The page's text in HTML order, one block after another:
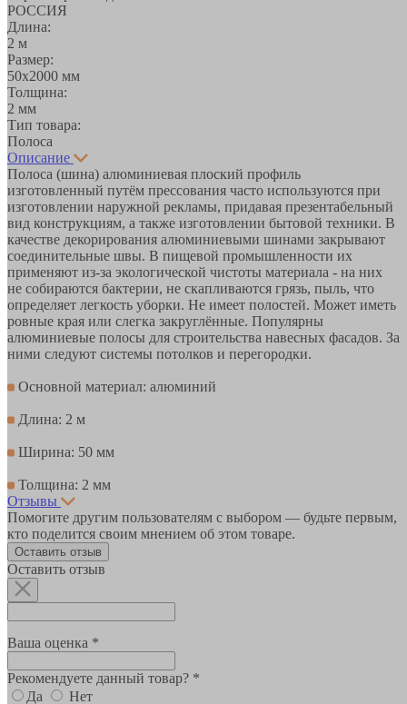
РОССИЯ
Длина:
2 м
Размер:
50х2000 мм
Толщина:
2 мм
Тип товара:
Полоса
Описание
Полоса (шина) алюминиевая плоский профиль
изготовленный путём прессования часто используются при
изготовлении наружной рекламы, придавая презентабельный
вид конструкциям, а также изготовлении бытовой техники. В
качестве декорирования алюминиевыми шинами закрывают
соединительные швы. В пищевой промышленности их
применяют из-за экологической чистоты материала - на них
не собираются бактерии, не скапливаются грязь, пыль, что
определяет легкость уборки. Не имеет полостей. Может иметь
ровные края или слегка закруглённые. Популярны
алюминиевые полосы для строительства навесных фасадов. За
ними следуют системы потолков и перегородки.
Основной материал: алюминий
Длина: 2 м
Ширина: 50 мм
Толщина: 2 мм
Отзывы
Помогите другим пользователям с выбором — будьте первым,
кто поделится своим мнением об этом товаре.
Оставить отзыв
Оставить отзыв
Ваша оценка *
Рекомендуете данный товар? *
Да
Нет